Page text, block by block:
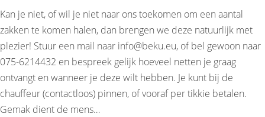
Kan je niet, of wil je niet naar ons toekomen om een aantal
zakken te komen halen, dan brengen we deze natuurlijk met
plezier! Stuur een mail naar info@beku.eu, of bel gewoon naar
075-6214432 en bespreek gelijk hoeveel netten je graag
ontvangt en wanneer je deze wilt hebben. Je kunt bij de
chauffeur (contactloos) pinnen, of vooraf per tikkie betalen.
Gemak dient de mens…